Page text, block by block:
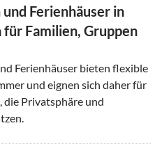
Ferienhäuser in
Familien, Gruppen
Ferienhäuser bieten flexible
und eignen sich daher für
die Privatsphäre und